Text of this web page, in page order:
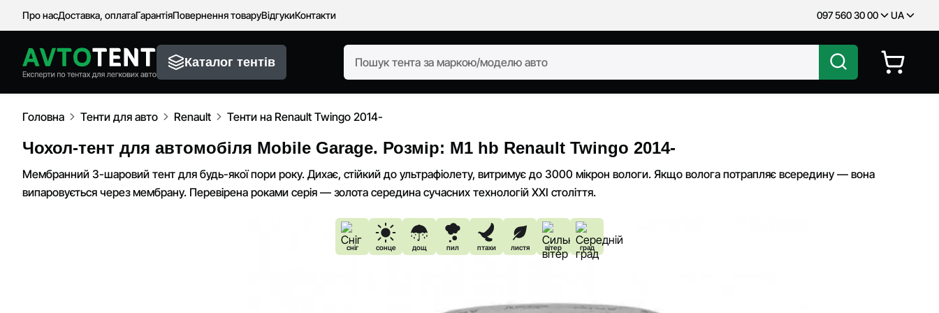
Про насДоставка, оплатаГарантіяПовернення товаруВідгукиКонтакти 097 560 30 00 UA
Каталог тентів
Головна Тенти для авто Renault Тенти на Renault Twingo 2014-
Чохол-тент для автомобіля Mobile Garage. Розмір: M1 hb Renault Twingo 2014-
Мембранний 3-шаровий тент для будь-якої пори року. Дихає, стійкий до ультрафіолету, витримує до 3000 мікрон вологи. Якщо волога потрапляє всередину — вона
випаровується через мембрану. Перевірена роками серія — золота середина сучасних технологій XXI століття.
сніг сонце дощ пил птахи листя вітер град